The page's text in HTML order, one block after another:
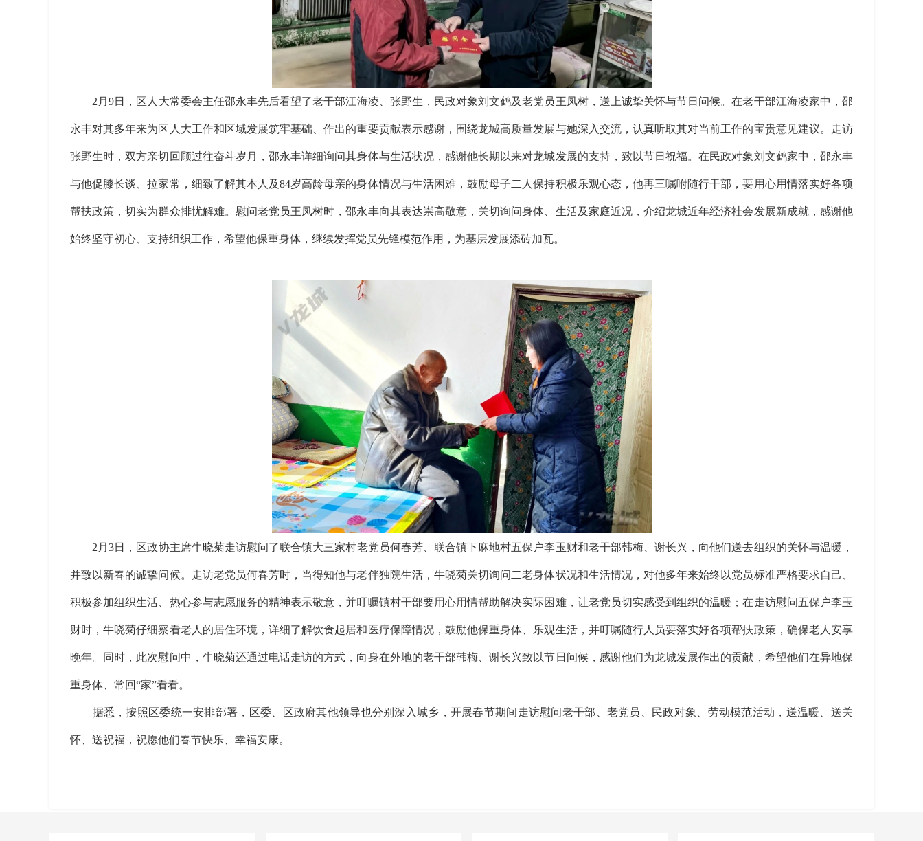
2月9日，区人大常委会主任邵永丰先后看望了老干部江海凌、张野生，民政对象刘文鹤及老党员王凤树，送上诚挚关怀与节日问候。在老干部江海凌家中，邵
永丰对其多年来为区人大工作和区域发展筑牢基础、作出的重要贡献表示感谢，围绕龙城高质量发展与她深入交流，认真听取其对当前工作的宝贵意见建议。走访
张野生时，双方亲切回顾过往奋斗岁月，邵永丰详细询问其身体与生活状况，感谢他长期以来对龙城发展的支持，致以节日祝福。在民政对象刘文鹤家中，邵永丰
与他促膝长谈、拉家常，细致了解其本人及84岁高龄母亲的身体情况与生活困难，鼓励母子二人保持积极乐观心态，他再三嘱咐随行干部，要用心用情落实好各项
帮扶政策，切实为群众排忧解难。慰问老党员王凤树时，邵永丰向其表达崇高敬意，关切询问身体、生活及家庭近况，介绍龙城近年经济社会发展新成就，感谢他
始终坚守初心、支持组织工作，希望他保重身体，继续发挥党员先锋模范作用，为基层发展添砖加瓦。
2月3日，区政协主席牛晓菊走访慰问了联合镇大三家村老党员何春芳、联合镇下麻地村五保户李玉财和老干部韩梅、谢长兴，向他们送去组织的关怀与温暖，
并致以新春的诚挚问候。走访老党员何春芳时，当得知他与老伴独院生活，牛晓菊关切询问二老身体状况和生活情况，对他多年来始终以党员标准严格要求自己、
积极参加组织生活、热心参与志愿服务的精神表示敬意，并叮嘱镇村干部要用心用情帮助解决实际困难，让老党员切实感受到组织的温暖；在走访慰问五保户李玉
财时，牛晓菊仔细察看老人的居住环境，详细了解饮食起居和医疗保障情况，鼓励他保重身体、乐观生活，并叮嘱随行人员要落实好各项帮扶政策，确保老人安享
晚年。同时，此次慰问中，牛晓菊还通过电话走访的方式，向身在外地的老干部韩梅、谢长兴致以节日问候，感谢他们为龙城发展作出的贡献，希望他们在异地保
重身体、常回“家”看看。
据悉，按照区委统一安排部署，区委、区政府其他领导也分别深入城乡，开展春节期间走访慰问老干部、老党员、民政对象、劳动模范活动，送温暖、送关
怀、送祝福，祝愿他们春节快乐、幸福安康。